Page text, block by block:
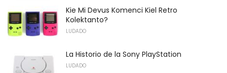
Kie Mi Devus Komenci Kiel Retro
Kolektanto?
LUDADO
La Historio de la Sony PlayStation
LUDADO